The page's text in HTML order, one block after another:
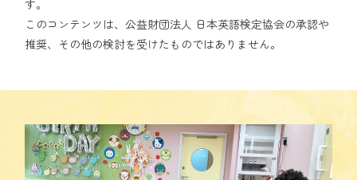
す。
このコンテンツは、公益財団法人 日本英語検定協会の承認や
推奨、その他の検討を受けたものではありません。